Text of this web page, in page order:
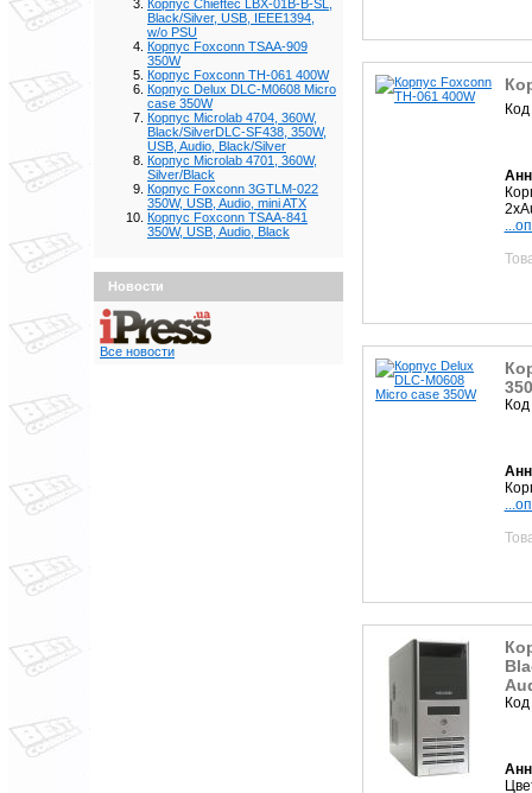
Корпус Chieftec LBX-01B-B-SL,
Black/Silver, USB, IEEE1394,
w/o PSU
Корпус Foxconn TSAA-909
350W
Корпус Foxconn TH-061 400W
Корпус Delux DLC-M0608 Micro
case 350W
Корпус Microlab 4704, 360W,
Black/SilverDLC-SF438, 350W,
USB, Audio, Black/Silver
Корпус Microlab 4701, 360W,
Silver/Black
Корпус Foxconn 3GTLM-022
350W, USB, Audio, mini ATX
Корпус Foxconn TSAA-841
350W, USB, Audio, Black
Новости
Все новости
Код